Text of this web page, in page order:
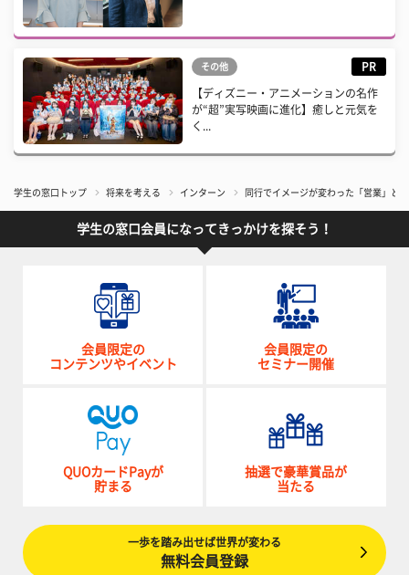
その他 PR
【ディズニー・アニメーションの名作
が“超”実写映画に進化】癒しと元気を
く...
学生の窓口トップ 将来を考える インターン 同行でイメージが変わった「営業」と
学生の窓口会員になってきっかけを探そう！
会員限定の
コンテンツやイベント
会員限定の
セミナー開催
QUOカードPayが
貯まる
抽選で豪華賞品が
当たる
一歩を踏み出せば世界が変わる
無料会員登録